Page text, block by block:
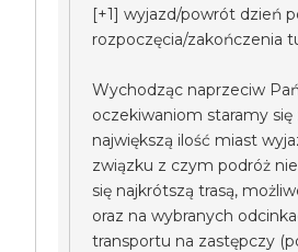
[+1] wyjazd/powrót dzień
rozpoczęcia/zakończenia
Wychodząc naprzeciw
oczekiwaniom staramy się
największą ilość miast
związku z czym podróż
się najkrótszą trasą,
oraz na wybranych
transportu na zastępczy